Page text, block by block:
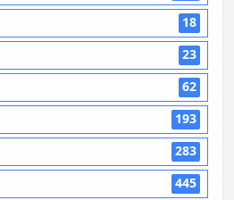
18
23
62
193
283
445